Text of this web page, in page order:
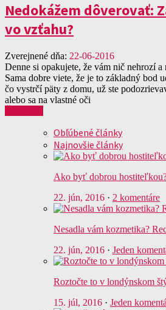
Nedokážem dôverovať:
vo vzťahu?
Zverejnené dňa: 22-06-2016
Denne si opakujete, že vám nič nehrozí
Sama dobre viete, že je to základný bod
čo vystrčí päty z domu, už ste
alebo sa na vlastné oči
Obľúbené články
Najnovšie články
Ako byť dobrou
22. jún, 2016 · 2 komentáre
Nesadla vám kozmetika?
22. jún, 2016 · Jeden
Roztočte to v londýnskom
15. júl, 2016 · Jeden